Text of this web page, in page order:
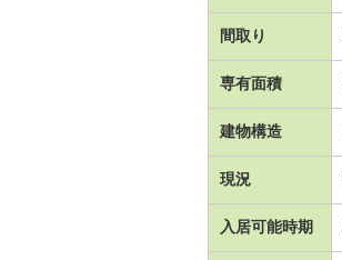
間取り
専有面積
建物構造
現況
入居可能時期